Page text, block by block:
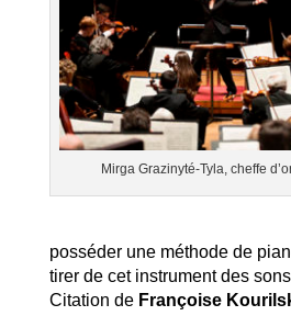
Mirga Grazinyté-Tyla, cheffe
posséder une méthode de
tirer de cet instrument des
Citation de Françoise